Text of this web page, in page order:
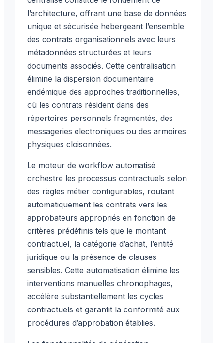
l’architecture, offrant une base de données
unique et sécurisée hébergeant l’ensemble
des contrats organisationnels avec leurs
métadonnées structurées et leurs
documents associés. Cette centralisation
élimine la dispersion documentaire
endémique des approches traditionnelles,
où les contrats résident dans des
répertoires personnels fragmentés, des
messageries électroniques ou des armoires
physiques cloisonnées.
Le moteur de workflow automatisé
orchestre les processus contractuels selon
des règles métier configurables, routant
automatiquement les contrats vers les
approbateurs appropriés en fonction de
critères prédéfinis tels que le montant
contractuel, la catégorie d’achat, l’entité
juridique ou la présence de clauses
sensibles. Cette automatisation élimine les
interventions manuelles chronophages,
accélère substantiellement les cycles
contractuels et garantit la conformité aux
procédures d’approbation établies.